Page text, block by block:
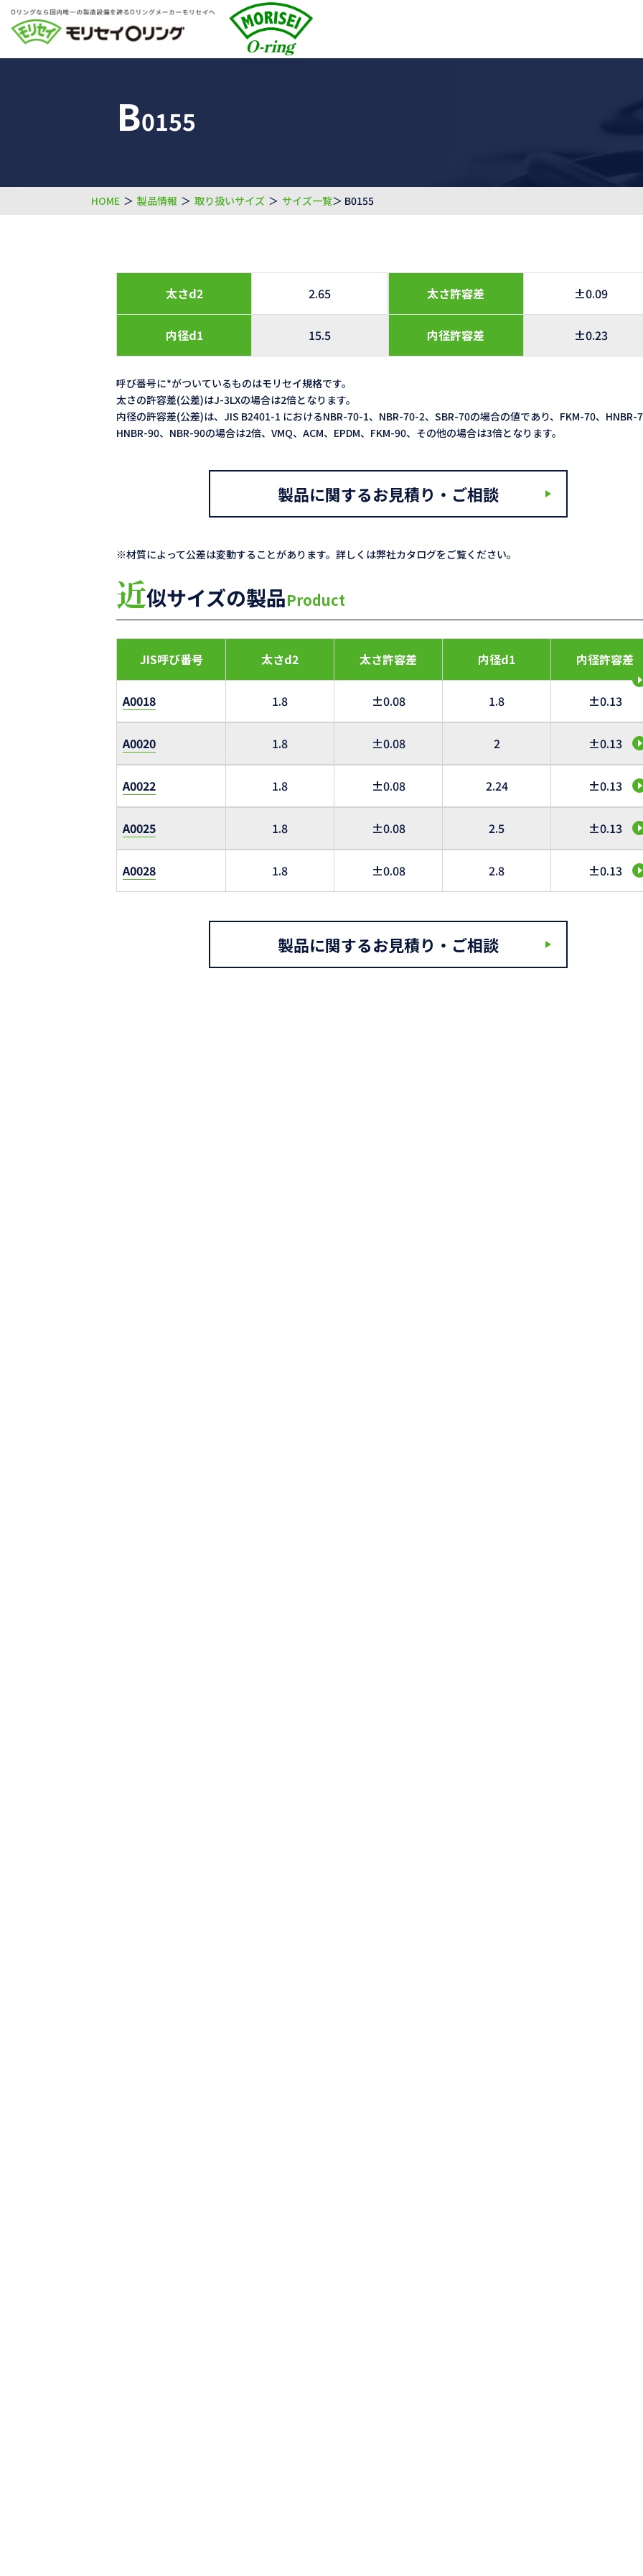
B0155
HOME ＞ 製品情報 ＞ 取り扱いサイズ ＞ サイズ一覧＞ B0155
太さd2 2.65
内径d1 15.5
太さ許容差 ±0.09
内径許容差 ±0.23
呼び番号に*がついているものはモリセイ規格です。
太さの許容差(公差)はJ-3LXの場合は2倍となります。
内径の許容差(公差)は、JIS B2401-1 におけるNBR-70-1、NBR-70-2、SBR-70の場合の値であり、FKM-70、HNBR-
HNBR-90、NBR-90の場合は2倍、VMQ、ACM、EPDM、FKM-90、その他の場合は3倍となります。
製品に関するお見積り・ご相談
※材質によって公差は変動することがあります。詳しくは弊社カタログをご覧ください。
近似サイズの製品Product
JIS呼び番号 太さd2 太さ許容差 内径d1 内径許容差
A0018 1.8 ±0.08 1.8 ±0.13
A0020 1.8 ±0.08 2 ±0.13
A0022 1.8 ±0.08 2.24 ±0.13
A0025 1.8 ±0.08 2.5 ±0.13
A0028 1.8 ±0.08 2.8 ±0.13
製品に関するお見積り・ご相談